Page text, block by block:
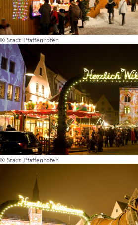
© Stadt Pfaffenhofen
© Stadt Pfaffenhofen